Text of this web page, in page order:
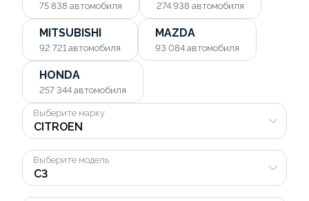
75 838 автомобиля 274 938 автомобиля
MITSUBISHI
92 721 автомобиля
MAZDA
93 084 автомобиля
HONDA
257 344 автомобиля
Выберите марку
Выберите модель